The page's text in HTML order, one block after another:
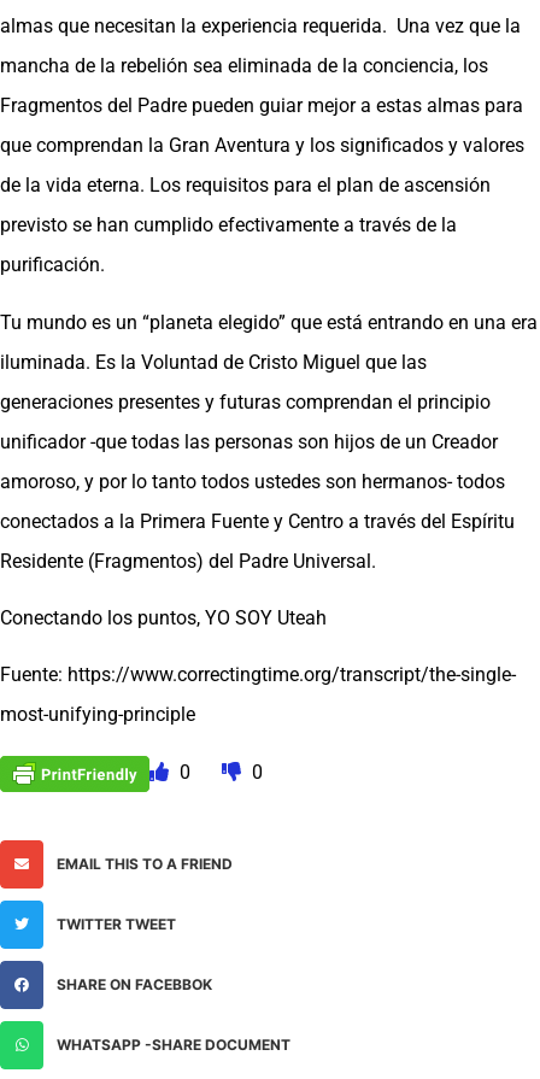
almas que necesitan la experiencia requerida. Una vez que la
mancha de la rebelión sea eliminada de la conciencia, los
Fragmentos del Padre pueden guiar mejor a estas almas para
que comprendan la Gran Aventura y los significados y valores
de la vida eterna. Los requisitos para el plan de ascensión
previsto se han cumplido efectivamente a través de la
purificación.
Tu mundo es un “planeta elegido” que está entrando en una era
iluminada. Es la Voluntad de Cristo Miguel que las
generaciones presentes y futuras comprendan el principio
unificador -que todas las personas son hijos de un Creador
amoroso, y por lo tanto todos ustedes son hermanos- todos
conectados a la Primera Fuente y Centro a través del Espíritu
Residente (Fragmentos) del Padre Universal.
Conectando los puntos, YO SOY Uteah
Fuente: https://www.correctingtime.org/transcript/the-single-
most-unifying-principle
0 0
EMAIL THIS TO A FRIEND
TWITTER TWEET
SHARE ON FACEBBOK
WHATSAPP -SHARE DOCUMENT